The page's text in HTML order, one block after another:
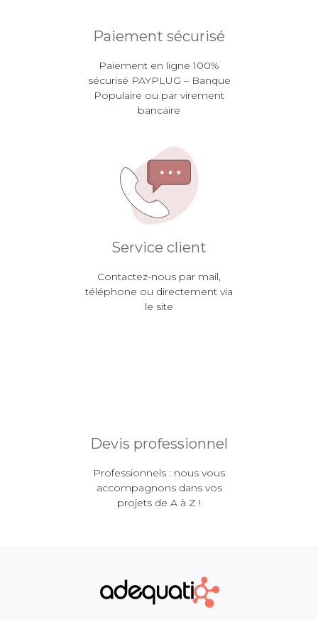
Paiement sécurisé
Paiement en ligne 100%
sécurisé PAYPLUG – Banque
Populaire ou par virement
bancaire
Service client
Contactez-nous par mail,
téléphone ou directement via
le site
Devis professionnel
Professionnels : nous vous
accompagnons dans vos
projets de A à Z !